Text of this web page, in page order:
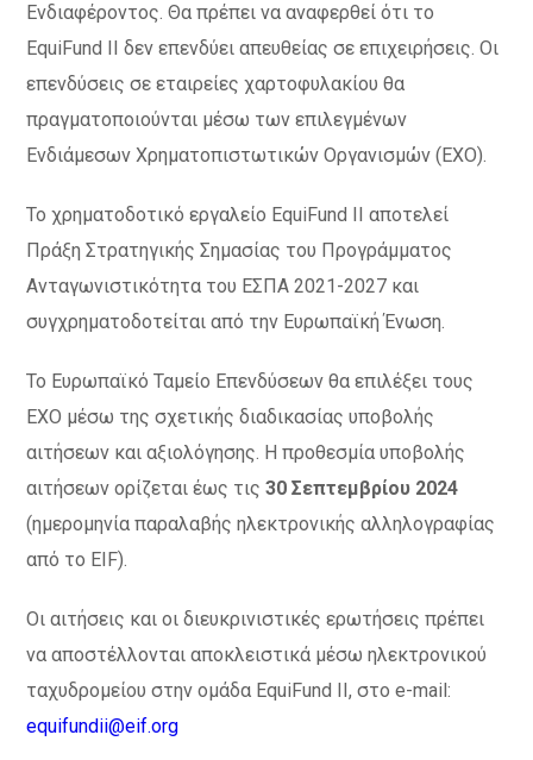
Ενδιαφέροντος. Θα πρέπει να αναφερθεί ότι το
EquiFund II δεν επενδύει απευθείας σε επιχειρήσεις. Οι
επενδύσεις σε εταιρείες χαρτοφυλακίου θα
πραγματοποιούνται μέσω των επιλεγμένων
Ενδιάμεσων Χρηματοπιστωτικών Οργανισμών (ΕΧΟ).
Το χρηματοδοτικό εργαλείο EquiFund II αποτελεί
Πράξη Στρατηγικής Σημασίας του Προγράμματος
Ανταγωνιστικότητα του ΕΣΠΑ 2021-2027 και
συγχρηματοδοτείται από την Ευρωπαϊκή Ένωση.
Το Ευρωπαϊκό Ταμείο Επενδύσεων θα επιλέξει τους
ΕΧΟ μέσω της σχετικής διαδικασίας υποβολής
αιτήσεων και αξιολόγησης. Η προθεσμία υποβολής
αιτήσεων ορίζεται έως τις30 Σεπτεμβρίου 2024
(ημερομηνία παραλαβής ηλεκτρονικής αλληλογραφίας
από το ΕΙF).
Οι αιτήσεις και οι διευκρινιστικές ερωτήσεις πρέπει
να αποστέλλονται αποκλειστικά μέσω ηλεκτρονικού
ταχυδρομείου στην ομάδα EquiFund II, στο e-mail:
equifundii@eif.org